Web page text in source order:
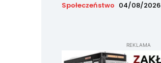
Społeczeństwo 04/08/2026
REKLAMA